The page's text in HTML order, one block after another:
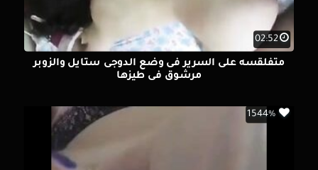
02:52
متفلقسه على السرير فى وضع الدوجى ستايل والزوبر
مرشوق فى طيزها
1544%